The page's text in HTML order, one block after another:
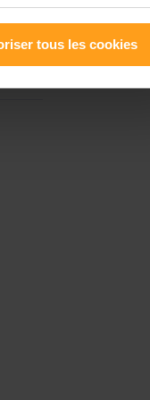
tous les cookies